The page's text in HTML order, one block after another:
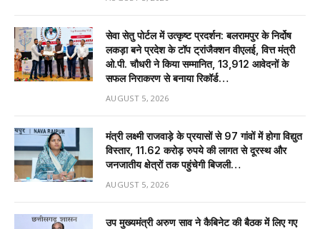
सेवा सेतु पोर्टल में उत्कृष्ट प्रदर्शन: बलरामपुर के निर्दोष
लकड़ा बने प्रदेश के टॉप ट्रांजैक्शन वीएलई, वित्त मंत्री
ओ.पी. चौधरी ने किया सम्मानित, 13,912 आवेदनों के
सफल निराकरण से बनाया रिकॉर्ड…
AUGUST 5, 2026
मंत्री लक्ष्मी राजवाड़े के प्रयासों से 97 गांवों में होगा विद्युत
विस्तार, 11.62 करोड़ रुपये की लागत से दूरस्थ और
जनजातीय क्षेत्रों तक पहुंचेगी बिजली…
AUGUST 5, 2026
उप मुख्यमंत्री अरुण साव ने कैबिनेट की बैठक में लिए गए